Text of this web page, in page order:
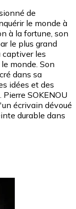
de
le monde à
à la fortune, son
le plus grand
captiver les
monde. Son
dans sa
idées et des
SOKENOU
écrivain dévoué
durable dans